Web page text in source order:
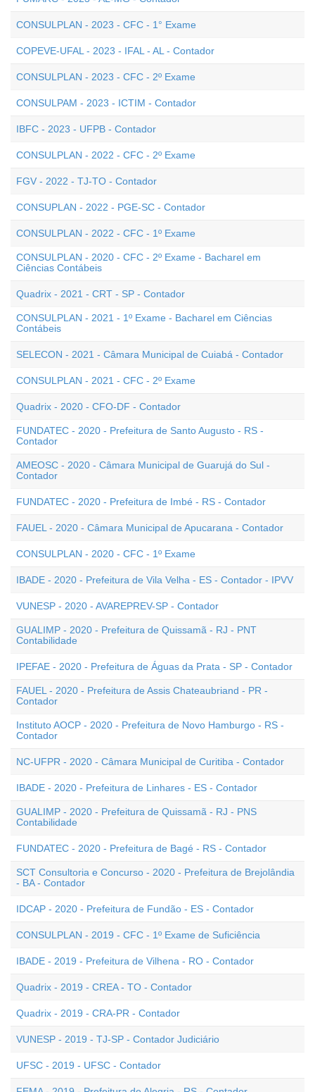
CONSULPLAN - 2023 - CFC - 1° Exame
COPEVE-UFAL - 2023 - IFAL - AL - Contador
CONSULPLAN - 2023 - CFC - 2º Exame
CONSULPAM - 2023 - ICTIM - Contador
IBFC - 2023 - UFPB - Contador
CONSULPLAN - 2022 - CFC - 2º Exame
FGV - 2022 - TJ-TO - Contador
CONSUPLAN - 2022 - PGE-SC - Contador
CONSULPLAN - 2022 - CFC - 1º Exame
CONSULPLAN - 2020 - CFC - 2º Exame - Bacharel em
Ciências Contábeis
Quadrix - 2021 - CRT - SP - Contador
CONSULPLAN - 2021 - 1º Exame - Bacharel em Ciências
Contábeis
SELECON - 2021 - Câmara Municipal de Cuiabá - Contador
CONSULPLAN - 2021 - CFC - 2º Exame
Quadrix - 2020 - CFO-DF - Contador
FUNDATEC - 2020 - Prefeitura de Santo Augusto - RS -
Contador
AMEOSC - 2020 - Câmara Municipal de Guarujá do Sul -
Contador
FUNDATEC - 2020 - Prefeitura de Imbé - RS - Contador
FAUEL - 2020 - Câmara Municipal de Apucarana - Contador
CONSULPLAN - 2020 - CFC - 1º Exame
IBADE - 2020 - Prefeitura de Vila Velha - ES - Contador - IPVV
VUNESP - 2020 - AVAREPREV-SP - Contador
GUALIMP - 2020 - Prefeitura de Quissamã - RJ - PNT
Contabilidade
IPEFAE - 2020 - Prefeitura de Águas da Prata - SP - Contador
FAUEL - 2020 - Prefeitura de Assis Chateaubriand - PR -
Contador
Instituto AOCP - 2020 - Prefeitura de Novo Hamburgo - RS -
Contador
NC-UFPR - 2020 - Câmara Municipal de Curitiba - Contador
IBADE - 2020 - Prefeitura de Linhares - ES - Contador
GUALIMP - 2020 - Prefeitura de Quissamã - RJ - PNS
Contabilidade
FUNDATEC - 2020 - Prefeitura de Bagé - RS - Contador
SCT Consultoria e Concurso - 2020 - Prefeitura de Brejolândia
- BA - Contador
IDCAP - 2020 - Prefeitura de Fundão - ES - Contador
CONSULPLAN - 2019 - CFC - 1º Exame de Suficiência
IBADE - 2019 - Prefeitura de Vilhena - RO - Contador
Quadrix - 2019 - CREA - TO - Contador
Quadrix - 2019 - CRA-PR - Contador
VUNESP - 2019 - TJ-SP - Contador Judiciário
UFSC - 2019 - UFSC - Contador